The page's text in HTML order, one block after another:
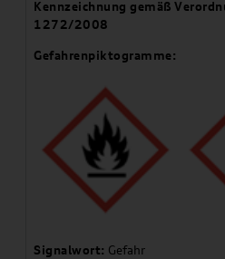
Kennzeichnung gemäß
1272/2008
Gefahrenpiktogramme:
Signalwort: Gefahr